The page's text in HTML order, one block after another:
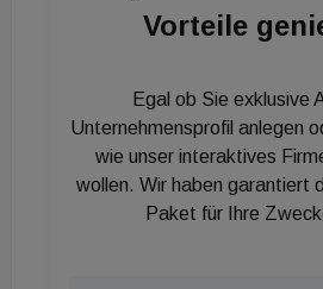
wir den Gesamtprozess
so Marc Höhne, Geschäftsführer
Sommer Österreich. Im
scheint Lean Management
Information Modeling)
sein; allerdings fokussiert sich
Vorteile
Egal ob Sie exklusive
Unternehmensprofil anlegen
wie unser interaktives
wollen. Wir haben garantiert
Paket für Ihre